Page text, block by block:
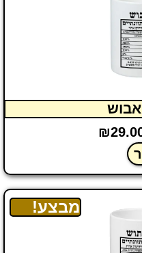
₪
מבצע!